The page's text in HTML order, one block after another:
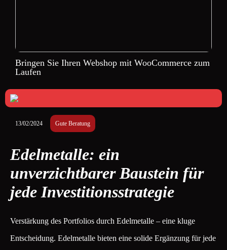
Bringen Sie Ihren Webshop mit WooCommerce zum
Laufen
13/02/2024 Gute Beratung
Edelmetalle: ein
unverzichtbarer Baustein für
jede Investitionsstrategie
Verstärkung des Portfolios durch Edelmetalle – eine kluge
Entscheidung. Edelmetalle bieten eine solide Ergänzung für jede